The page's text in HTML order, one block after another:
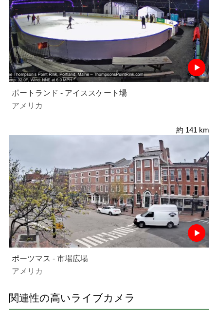
ポートランド - アイススケート場
アメリカ
約 141 km
ポーツマス - 市場広場
アメリカ
関連性の高いライブカメラ